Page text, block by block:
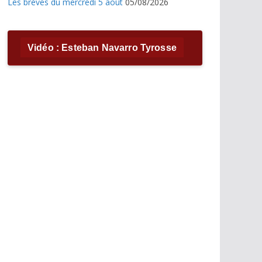
Vidéo : Esteban Navarro Tyrosse